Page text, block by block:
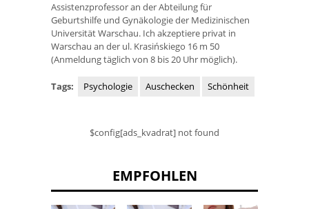
Assistenzprofessor an der Abteilung für
Geburtshilfe und Gynäkologie der Medizinischen
Universität Warschau. Ich akzeptiere privat in
Warschau an der ul. Krasińskiego 16 m 50
(Anmeldung täglich von 8 bis 20 Uhr möglich).
Tags: Psychologie Auschecken Schönheit
$config[ads_kvadrat] not found
EMPFOHLEN